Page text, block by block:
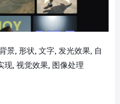
景, 形状, 文字, 发光效果, 自
现, 视觉效果, 图像处理